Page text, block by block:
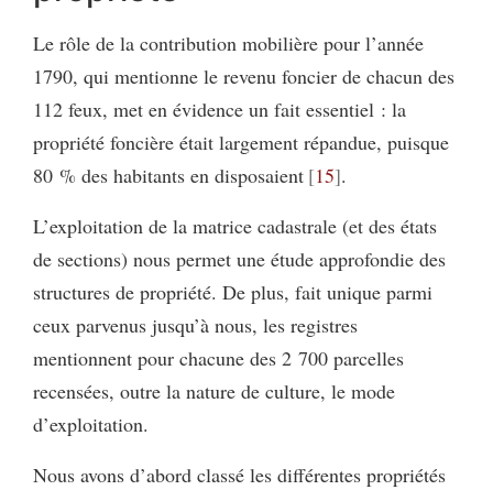
Le rôle de la contribution mobilière pour l’année
1790, qui mentionne le revenu foncier de chacun des
112 feux, met en évidence un fait essentiel : la
propriété foncière était largement répandue, puisque
80 % des habitants en disposaient 15 .
L’exploitation de la matrice cadastrale (et des états
de sections) nous permet une étude approfondie des
structures de propriété. De plus, fait unique parmi
ceux parvenus jusqu’à nous, les registres
mentionnent pour chacune des 2 700 parcelles
recensées, outre la nature de culture, le mode
d’exploitation.
Nous avons d’abord classé les différentes propriétés